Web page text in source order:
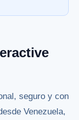
seguro y con
Venezuela,